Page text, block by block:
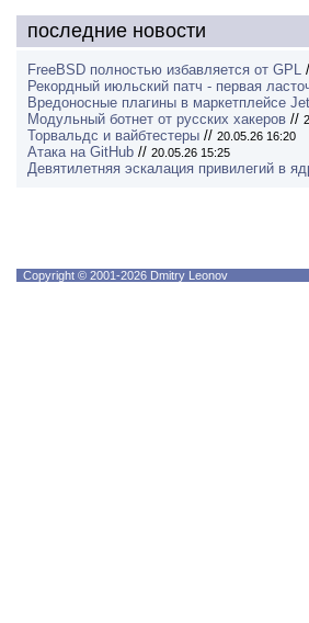
последние новости
FreeBSD полностью избавляется от GPL
Рекордный июльский патч - первая
Вредоносные плагины в маркетплейсе
Модульный ботнет от русских хакеров //
Торвальдс и вайбтестеры // 20.05.26 16:20
Атака на GitHub // 20.05.26 15:25
Девятилетняя эскалация привилегий в
Copyright © 2001-2026 Dmitry Leonov